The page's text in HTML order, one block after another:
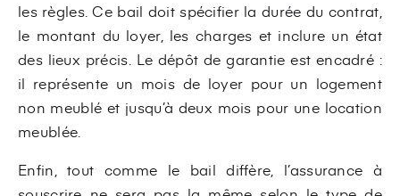
les règles. Ce bail doit spécifier la durée du contrat,
le montant du loyer, les charges et inclure un état
des lieux précis. Le dépôt de garantie est encadré :
il représente un mois de loyer pour un logement
non meublé et jusqu’à deux mois pour une location
meublée.
Enfin, tout comme le bail diffère, l’assurance à